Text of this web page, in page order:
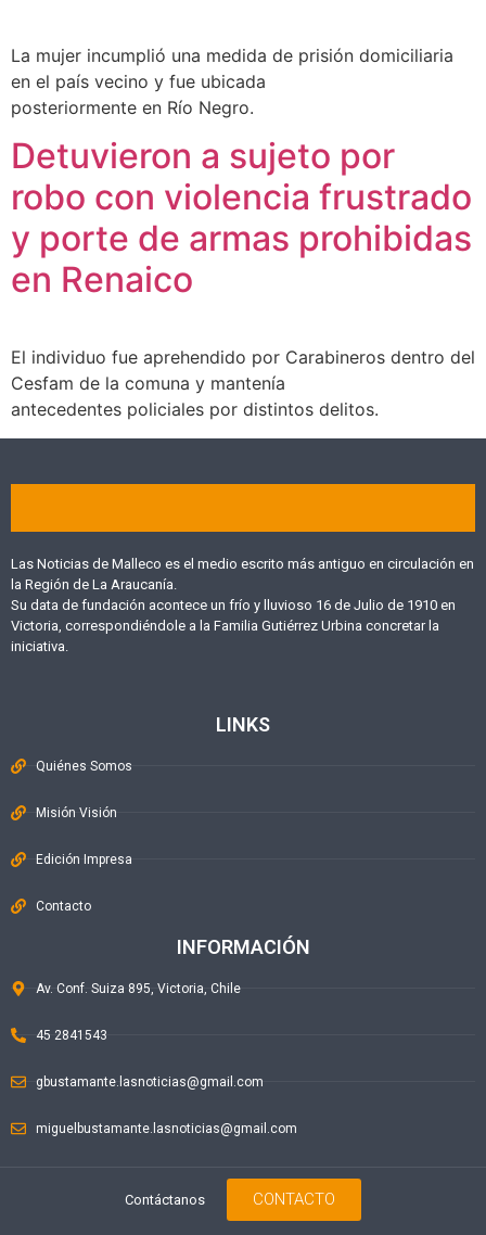
La mujer incumplió una medida de prisión domiciliaria
en el país vecino y fue ubicada
posteriormente en Río Negro.
Detuvieron a sujeto por
robo con violencia frustrado
y porte de armas prohibidas
en Renaico
El individuo fue aprehendido por Carabineros dentro del
Cesfam de la comuna y mantenía
antecedentes policiales por distintos delitos.
Las Noticias de Malleco es el medio escrito más antiguo en circulación en
la Región de La Araucanía.
Su data de fundación acontece un frío y lluvioso 16 de Julio de 1910 en
Victoria, correspondiéndole a la Familia Gutiérrez Urbina concretar la
iniciativa.
LINKS
Quiénes Somos
Misión Visión
Edición Impresa
Contacto
INFORMACIÓN
Av. Conf. Suiza 895, Victoria, Chile
45 2841543
gbustamante.lasnoticias@gmail.com
miguelbustamante.lasnoticias@gmail.com
Contáctanos CONTACTO